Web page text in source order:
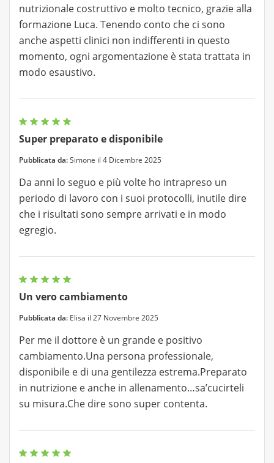
nutrizionale costruttivo e molto tecnico, grazie alla
formazione Luca. Tenendo conto che ci sono
anche aspetti clinici non indifferenti in questo
momento, ogni argomentazione è stata trattata in
modo esaustivo.
Super preparato e disponibile
Pubblicata da:Simone il 4 Dicembre 2025
Da anni lo seguo e più volte ho intrapreso un
periodo di lavoro con i suoi protocolli, inutile dire
che i risultati sono sempre arrivati e in modo
egregio.
Un vero cambiamento
Pubblicata da: Elisa il 27 Novembre 2025
Per me il dottore è un grande e positivo
cambiamento.Una persona professionale,
disponibile e di una gentilezza estrema.Preparato
in nutrizione e anche in allenamento…sa’cucirteli
su misura.Che dire sono super contenta.